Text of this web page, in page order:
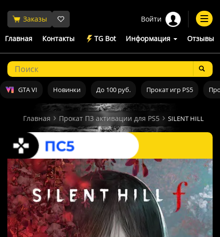
Заказы Войти
Главная Контакты TG Bot Информация Отзывы
GTA VI Новинки До 100 руб. Прокат игр PS5
Главная Прокат П3 активации для PS5 SILENT HILL f